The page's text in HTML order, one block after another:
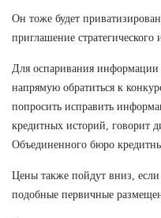
Он тоже будет
приглашение стратегического
Для оспаривания
напрямую обратиться к
попросить исправить
кредитных историй, говорит
Объединенного бюро
Цены также пойдут вниз, если
подобные первичные